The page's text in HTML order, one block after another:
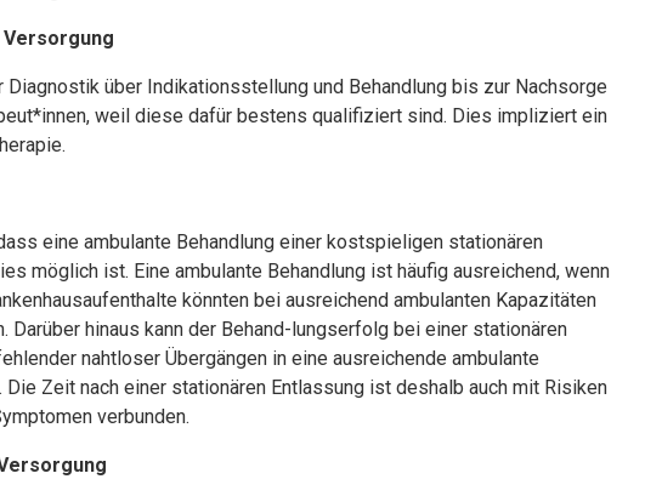
Diagnostik über Indikationsstellung und Behandlung bis zur Nachsorge
weil diese dafür bestens qualifiziert sind. Dies impliziert ein
eine ambulante Behandlung einer kostspieligen stationären
möglich ist. Eine ambulante Behandlung ist häufig ausreichend, wenn
könnten bei ausreichend ambulanten Kapazitäten
Darüber hinaus kann der Behand-lungserfolg bei einer stationären
nahtloser Übergängen in eine ausreichende ambulante
Die Zeit nach einer stationären Entlassung ist deshalb auch mit Risiken
verbunden.